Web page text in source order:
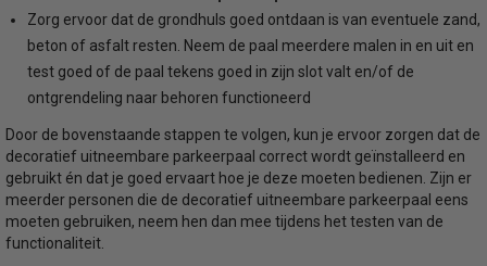
Zorg ervoor dat de grondhuls goed ontdaan is van eventuele zand,
beton of asfalt resten. Neem de paal meerdere malen in en uit en
test goed of de paal tekens goed in zijn slot valt en/of de
ontgrendeling naar behoren functioneerd
Door de bovenstaande stappen te volgen, kun je ervoor zorgen dat de
decoratief uitneembare parkeerpaal correct wordt geïnstalleerd en
gebruikt én dat je goed ervaart hoe je deze moeten bedienen. Zijn er
meerder personen die de decoratief uitneembare parkeerpaal eens
moeten gebruiken, neem hen dan mee tijdens het testen van de
functionaliteit.